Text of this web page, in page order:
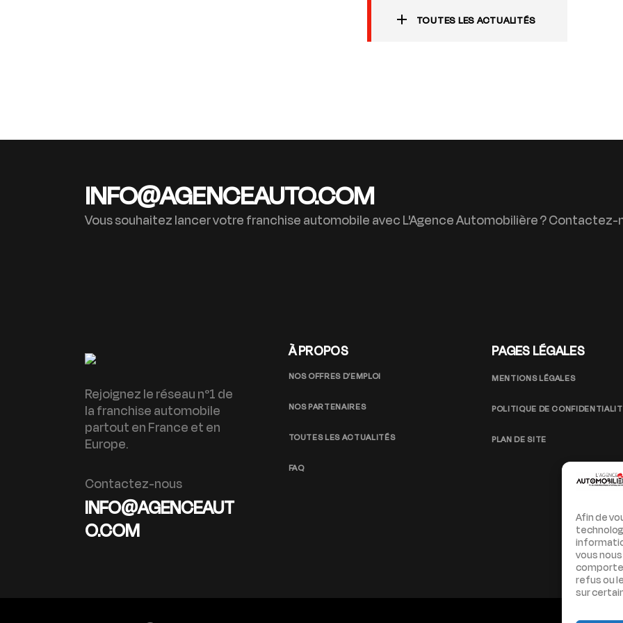
Afin de
vous
refus ou
sur
TOUTES LES ACTUALITÉS
INFO@AGENCEAUTO.COM
Vous souhaitez lancer votre franchise automobile avec L'Agence Automobilière ? Contactez-
Rejoignez le réseau n°1 de
la franchise automobile
partout en France et en
Europe.
Contactez-nous
INFO@AGENCEAUT
O.COM
À PROPOS
NOS OFFRES D’EMPLOI
NOS PARTENAIRES
TOUTES LES ACTUALITÉS
FAQ
PAGES LÉGALES
MENTIONS LÉGALES
POLITIQUE DE
PLAN DE SITE